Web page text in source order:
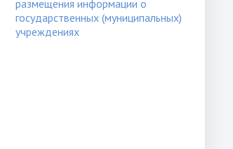
размещения информации о
государственных (муниципальных)
учреждениях